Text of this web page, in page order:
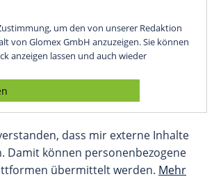
um den von unserer Redaktion
von Glomex GmbH anzuzeigen. Sie können
anzeigen lassen und auch wieder
dass mir externe Inhalte
Damit können personenbezogene
übermittelt werden. Mehr